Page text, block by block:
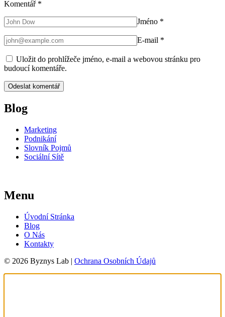
Komentář *
Jméno *
E-mail *
Uložit do prohlížeče jméno, e-mail a webovou stránku pro
budoucí komentáře.
Blog
Marketing
Podnikání
Slovník Pojmů
Sociální Sítě
Menu
Úvodní Stránka
Blog
O Nás
Kontakty
© 2026 Byznys Lab | Ochrana Osobních Údajů